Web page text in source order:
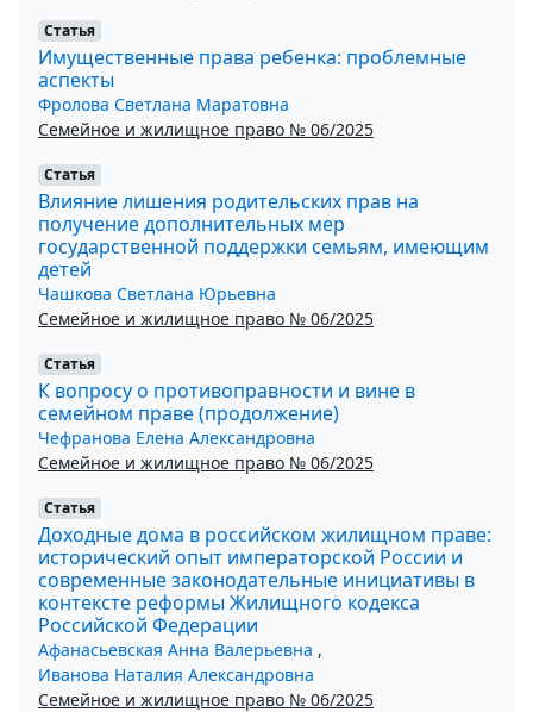
Статья
Имущественные права ребенка: проблемные
аспекты
Фролова Светлана Маратовна
Семейное и жилищное право № 06/2025
Статья
Влияние лишения родительских прав на
получение дополнительных мер
государственной поддержки семьям, имеющим
детей
Чашкова Светлана Юрьевна
Семейное и жилищное право № 06/2025
Статья
К вопросу о противоправности и вине в
семейном праве (продолжение)
Чефранова Елена Александровна
Семейное и жилищное право № 06/2025
Статья
Доходные дома в российском жилищном праве:
исторический опыт императорской России и
современные законодательные инициативы в
контексте реформы Жилищного кодекса
Российской Федерации
Афанасьевская Анна Валерьевна ,
Иванова Наталия Александровна
Семейное и жилищное право № 06/2025